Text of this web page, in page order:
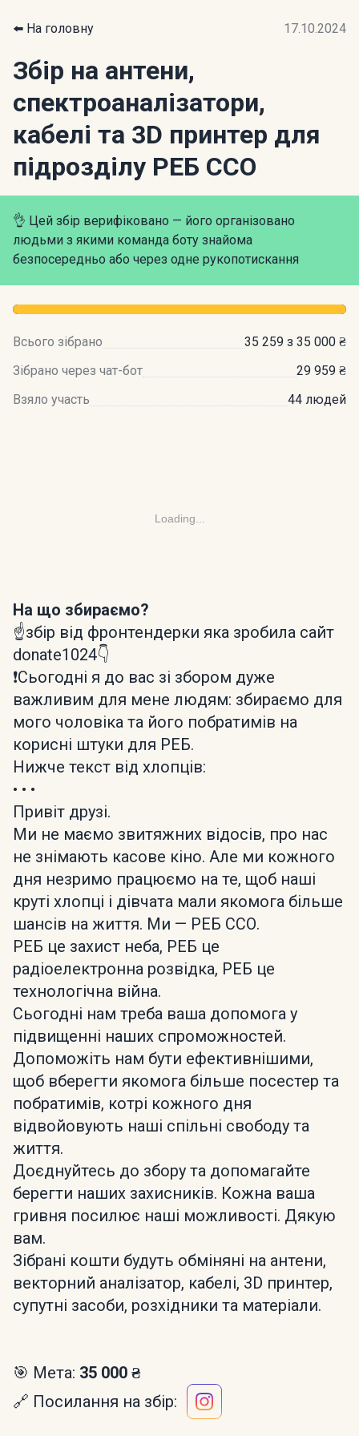
⬅️ На головну 17.10.2024
Збір на антени,
спектроаналізатори,
кабелі та 3D принтер для
підрозділу РЕБ ССО
👌 Цей збір верифіковано — його організовано
людьми з якими команда боту знайома
безпосередньо або через одне рукопотискання
Всього зібрано
35 259 з 35 000 ₴
Зібрано через чат-бот
29 959 ₴
Взяло участь
44 людей
Loading...
На що збираємо?
☝️збір від фронтендерки яка зробила сайт
donate1024👇
❗️Сьогодні я до вас зі збором дуже
важливим для мене людям: збираємо для
мого чоловіка та його побратимів на
корисні штуки для РЕБ.
Нижче текст від хлопців:
• • •
Привіт друзі.
Ми не маємо звитяжних відосів, про нас
не знімають касове кіно. Але ми кожного
дня незримо працюємо на те, щоб наші
круті хлопці і дівчата мали якомога більше
шансів на життя. Ми — РЕБ ССО.
РЕБ це захист неба, РЕБ це
радіоелектронна розвідка, РЕБ це
технологічна війна.
Сьогодні нам треба ваша допомога у
підвищенні наших спроможностей.
Допоможіть нам бути ефективнішими,
щоб вберегти якомога більше посестер та
побратимів, котрі кожного дня
відвойовують наші спільні свободу та
життя.
Доєднуйтесь до збору та допомагайте
берегти наших захисників. Кожна ваша
гривня посилює наші можливості. Дякую
вам.
Зібрані кошти будуть обміняні на антени,
векторний аналізатор, кабелі, 3D принтер,
супутні засоби, розхідники та матеріали.
🎯 Мета: 35 000 ₴
🔗 Посилання на збір: